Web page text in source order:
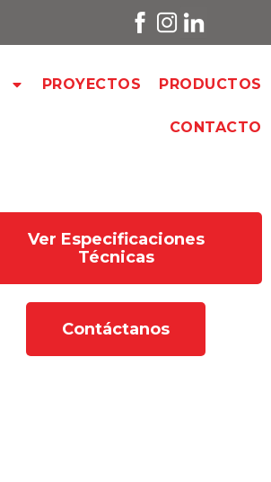
PROYECTOS PRODUCTOS
CONTACTO
Ver Especificaciones
Técnicas
Contáctanos